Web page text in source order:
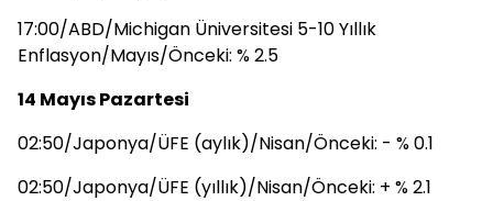
17:00/ABD/Michigan Üniversitesi 5-10 Yıllık
Enflasyon/Mayıs/Önceki: % 2.5
14 Mayıs Pazartesi
02:50/Japonya/ÜFE (aylık)/Nisan/Önceki: - % 0.1
02:50/Japonya/ÜFE (yıllık)/Nisan/Önceki: + % 2.1